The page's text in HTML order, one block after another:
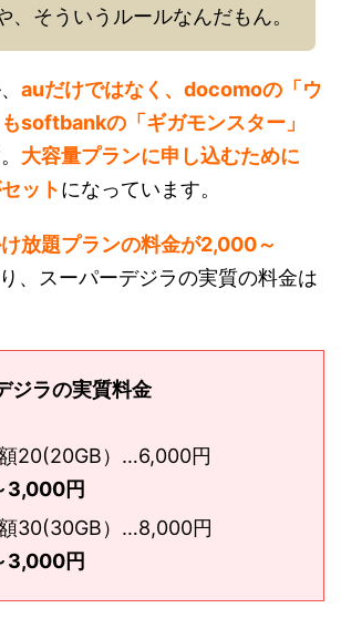
、そういうルールなんだもん。
auだけではなく、docomoの「ウ
softbankの「ギガモンスター」
大容量プランに申し込むために
ットになっています。
放題プランの料金が2,000～
、スーパーデジラの実質の料金は
ジラの実質料金
20(20GB）…6,000円
3,000円
30(30GB）…8,000円
3,000円